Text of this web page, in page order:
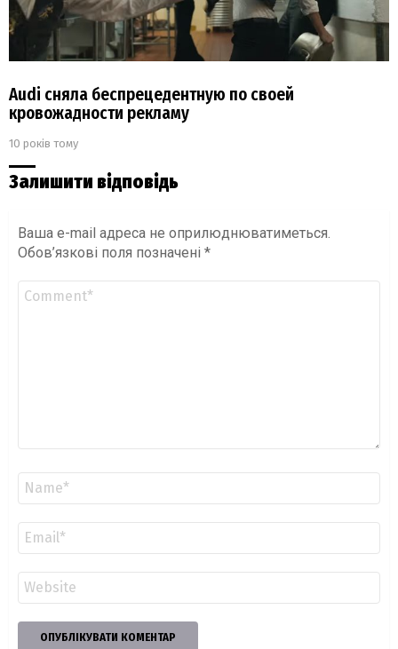
Audi сняла беспрецедентную по своей
кровожадности рекламу
10 років тому
Залишити відповідь
Ваша e-mail адреса не оприлюднюватиметься.
Обов’язкові поля позначені *